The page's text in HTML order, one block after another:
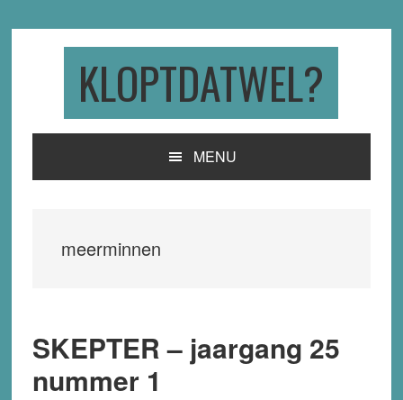
KLOPTDATWEL?
MENU
meerminnen
SKEPTER – jaargang 25
nummer 1